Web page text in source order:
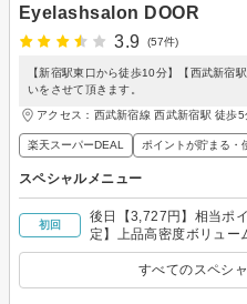
Eyelashsalon DOOR
3.9
(57件)
【新宿駅東口から徒歩10分】【西武新宿
いをさせて頂きます。
アクセス：西武新宿線 西武新宿駅 徒歩
楽天スーパーDEAL ポイントが貯まる・
スペシャルメニュー
初回
後日【3,727円】相当ポ
定】上品高密度ボリュー
的軽さ
すべてのスペシ